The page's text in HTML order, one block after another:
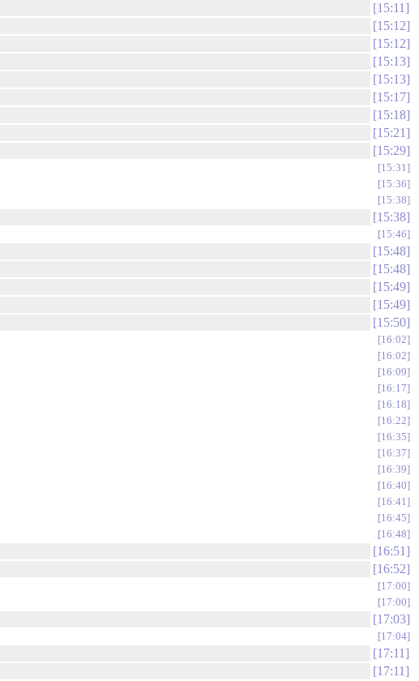
15:11
15:12
15:12
15:13
15:13
15:17
15:18
15:21
15:29
15:31
15:36
15:38
15:38
15:46
15:48
15:48
15:49
15:49
15:50
16:02
16:02
16:09
16:17
16:18
16:22
16:35
16:37
16:39
16:40
16:41
16:45
16:48
16:51
16:52
17:00
17:00
17:03
17:04
17:11
17:11